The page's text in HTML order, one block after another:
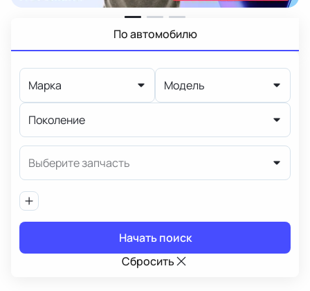
По автомобилю
Марка Модель
Поколение
Выберите запчасть
Начать поиск
Сбросить